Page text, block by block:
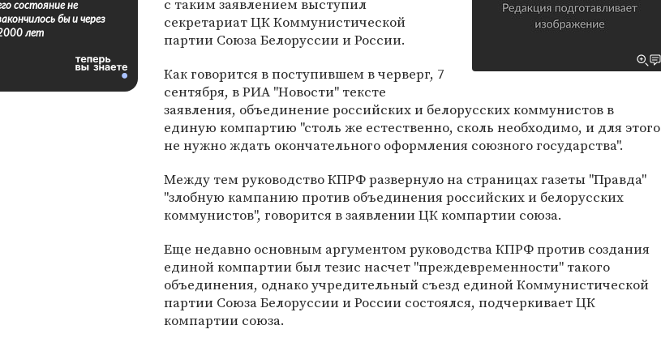
с таким заявлением выступил
секретариат ЦК Коммунистической
партии Союза Белоруссии и России.
Как говорится в поступившем в черверг, 7
сентября, в РИА "Новости" тексте
заявления, объединение российских и белорусских коммунистов в
единую компартию "столь же естественно, сколь необходимо, и для этого
не нужно ждать окончательного оформления союзного государства".
Между тем руководство КПРФ развернуло на страницах газеты "Правда"
"злобную кампанию против объединения российских и белорусских
коммунистов", говорится в заявлении ЦК компартии союза.
Еще недавно основным аргументом руководства КПРФ против создания
единой компартии был тезис насчет "преждевременности" такого
объединения, однако учредительный съезд единой Коммунистической
партии Союза Белоруссии и России состоялся, подчеркивает ЦК
компартии союза.
состояние не
бы и через
лет